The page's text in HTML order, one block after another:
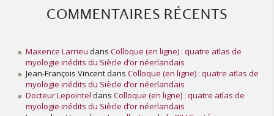
COMMENTAIRES RÉCENTS
Maxence Larrieu dansColloque (en ligne) : quatre atlas de
myologie inédits du Siècle d’or néerlandais
Jean-François VincentdansColloque (en ligne) : quatre atlas de
myologie inédits du Siècle d’or néerlandais
Docteur Lepointel dansColloque (en ligne) : quatre atlas de
myologie inédits du Siècle d’or néerlandais